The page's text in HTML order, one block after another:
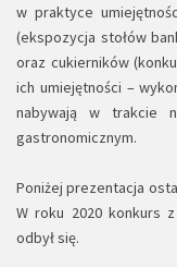
w praktyce
(ekspozycja stołów
oraz cukierników
ich umiejętności –
nabywają w trakcie
gastronomicznym.
Poniżej prezentacja
W roku 2020 konkurs
odbył się.